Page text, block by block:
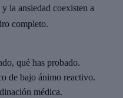
la ansiedad coexisten a
completo.
qué has probado.
de bajo ánimo reactivo.
médica.